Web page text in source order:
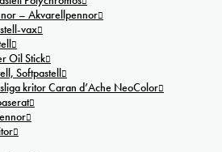
– Akvarellpennor
vax
Oil Stick
Softpastell
kritor Caran d’Ache NeoColor